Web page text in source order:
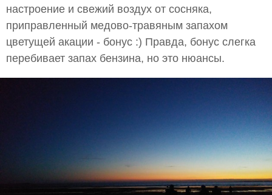
настроение и свежий воздух от сосняка,
приправленный медово-травяным запахом
цветущей акации - бонус :) Правда, бонус слегка
перебивает запах бензина, но это нюансы.